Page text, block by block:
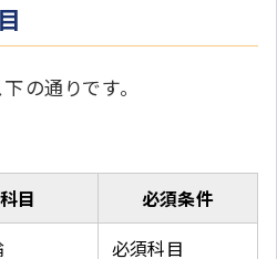
の通りです。
科目
必須条件
必須科目